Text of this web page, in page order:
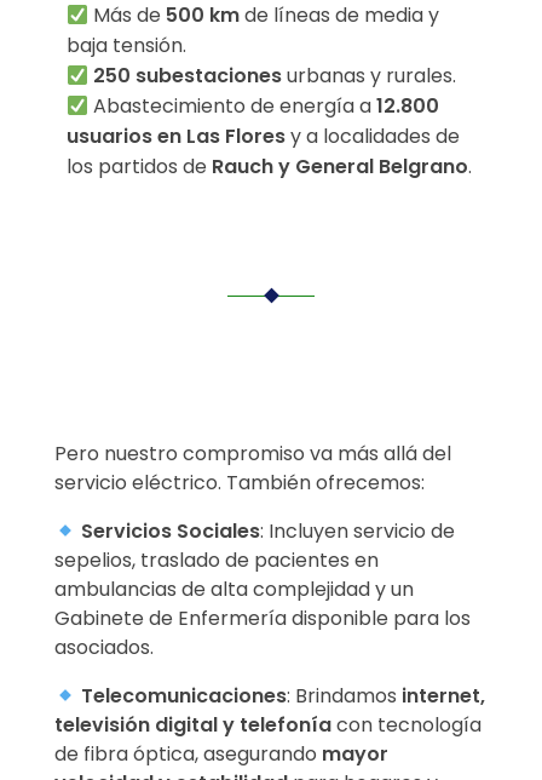
Más de 500 kmde líneas de media y
baja tensión.
250 subestacionesurbanas y rurales.
Abastecimiento de energía a12.800
usuarios en Las Floresy a localidades de
los partidos de Rauch y General Belgrano.
Pero nuestro compromiso va más allá del
servicio eléctrico. También ofrecemos:
Servicios Sociales: Incluyen servicio de
sepelios, traslado de pacientes en
ambulancias de alta complejidad y un
Gabinete de Enfermería disponible para los
asociados.
Telecomunicaciones: Brindamos internet,
televisión digital y telefoníacon tecnología
de fibra óptica, asegurando mayor